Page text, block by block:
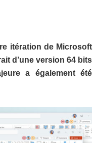
itération de Microsoft
d’une version 64 bits
a également été